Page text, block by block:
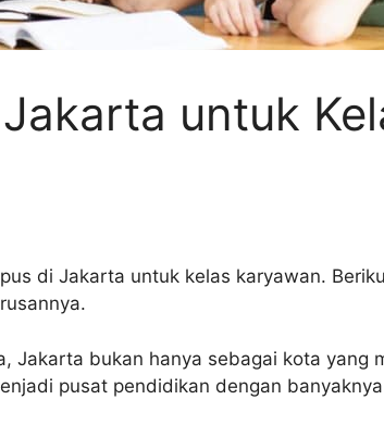
untuk
di Jakarta untuk kelas karyawan.
Jakarta bukan hanya sebagai kota yang
pusat pendidikan dengan